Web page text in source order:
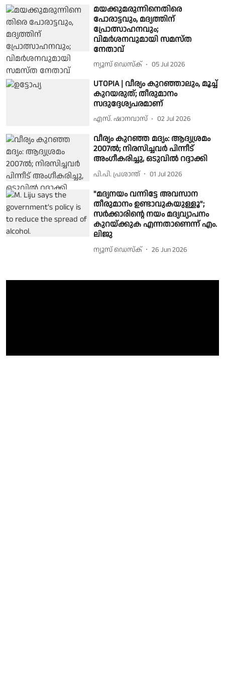
മയക്കുമരുന്നിനെതിരെ
പോരാട്ടവും, മദ്യത്തിന്
പ്രോത്സാഹനവും;
വിമര്‍ശനവുമായി സമസ്ത
നേതാവ്
ന്യൂസ് ഡെസ്ക് 05 Jul 2026
UTOPIA | വീര്യം കുറഞ്ഞാലും, മൂച്ച്
കുറയരുത്; തീരുമാനം
സദുദ്ദേശ്യപരമാണ്
എസ്. ഷാനവാസ് 02 Jul 2026
വീര്യം കുറഞ്ഞ മദ്യം: ആദ്യശ്രമം
2007ല്‍; നിരസിച്ചവര്‍ പിന്നീട്
അംഗീകരിച്ചു, ഒടുവില്‍ റദ്ദാക്കി
പി.പി. പ്രശാന്ത് 01 Jul 2026
"മദ്യനയം വന്നിട്ടേ അവസാന
തീരുമാനം ഉണ്ടാവുകയുള്ളൂ";
സർക്കാരിൻ്റെ നയം മദ്യവ്യാപനം
കുറയ്ക്കുക എന്നതാണെന്ന് എം.
ലിജു
ന്യൂസ് ഡെസ്ക് 26 Jun 2026